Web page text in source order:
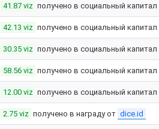
41.87 viz получено в социальный
42.13 viz получено в социальный
30.35 viz получено в социальный
58.56 viz получено в социальный
12.00 viz получено в социальный
2.75 viz получено в награду от dice.id